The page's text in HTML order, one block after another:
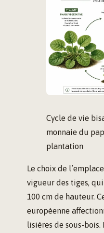
Cycle de vie
monnaie du
plantation
Le choix de
vigueur des tiges,
100 cm de hauteur.
européenne
lisières de sous-bois.